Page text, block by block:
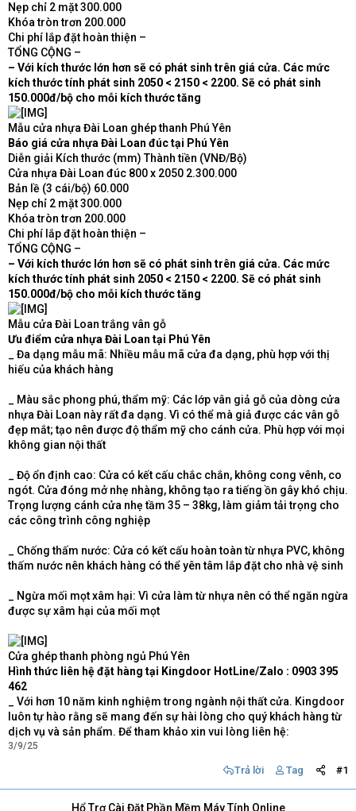
Nẹp chỉ 2 mặt 300.000
Khóa tròn trơn 200.000
Chi phí lắp đặt hoàn thiện –
TỔNG CỘNG –
– Với kích thước lớn hơn sẽ có phát sinh trên giá cửa. Các mức
kích thước tính phát sinh 2050 < 2150 < 2200. Sẽ có phát sinh
150.000đ/bộ cho mỗi kích thước tăng
Mẫu cửa nhựa Đài Loan ghép thanh Phú Yên
Báo giá cửa nhựa Đài Loan đúc tại Phú Yên
Diễn giải Kích thước (mm) Thành tiền (VNĐ/Bộ)
Cửa nhựa Đài Loan đúc 800 x 2050 2.300.000
Bản lề (3 cái/bộ) 60.000
Nẹp chỉ 2 mặt 300.000
Khóa tròn trơn 200.000
Chi phí lắp đặt hoàn thiện –
TỔNG CỘNG –
– Với kích thước lớn hơn sẽ có phát sinh trên giá cửa. Các mức
kích thước tính phát sinh 2050 < 2150 < 2200. Sẽ có phát sinh
150.000đ/bộ cho mỗi kích thước tăng
Mẫu cửa Đài Loan trắng vân gỗ
Ưu điểm cửa nhựa Đài Loan tại Phú Yên
_ Đa dạng mẫu mã: Nhiều mẫu mã cửa đa dạng, phù hợp với thị
hiếu của khách hàng
_ Màu sắc phong phú, thẩm mỹ: Các lớp vân giả gỗ của dòng cửa
nhựa Đài Loan này rất đa dạng. Vì có thể mà giả được các vân gỗ
đẹp mắt; tạo nên được độ thẩm mỹ cho cánh cửa. Phù hợp với mọi
không gian nội thất
_ Độ ổn định cao: Cửa có kết cấu chắc chắn, không cong vênh, co
ngót. Cửa đóng mở nhẹ nhàng, không tạo ra tiếng ồn gây khó chịu.
Trọng lượng cánh cửa nhẹ tầm 35 – 38kg, làm giảm tải trọng cho
các công trình công nghiệp
_ Chống thấm nước: Cửa có kết cấu hoàn toàn từ nhựa PVC, không
thấm nước nên khách hàng có thể yên tâm lắp đặt cho nhà vệ sinh
_ Ngừa mối mọt xâm hại: Vì cửa làm từ nhựa nên có thể ngăn ngừa
được sự xâm hại của mối mọt
Cửa ghép thanh phòng ngủ Phú Yên
Hình thức liên hệ đặt hàng tại Kingdoor HotLine/Zalo : 0903 395
462
_ Với hơn 10 năm kinh nghiệm trong ngành nội thất cửa. Kingdoor
luôn tự hào rằng sẽ mang đến sự hài lòng cho quý khách hàng từ
dịch vụ và sản phẩm. Để tham khảo xin vui lòng liên hệ:
3/9/25
Trả lời Tag #1
Hổ Trợ Cài Đặt Phần Mềm Máy Tính Online